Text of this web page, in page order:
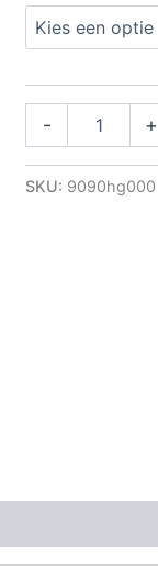
- +
SKU: 9090hg000